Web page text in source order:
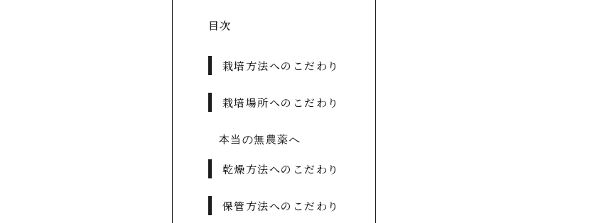
目次
栽培方法へのこだわり
栽培場所へのこだわり
本当の無農薬へ
乾燥方法へのこだわり
保管方法へのこだわり